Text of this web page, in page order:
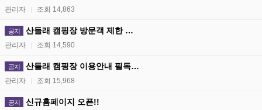
관리자 | 조회 14,863
공지 산들래 캠핑장 방문객 제한 …
관리자 | 조회 14,590
공지 산들래 캠핑장 이용안내 필독…
관리자 | 조회 15,968
공지 신규홈페이지 오픈!!